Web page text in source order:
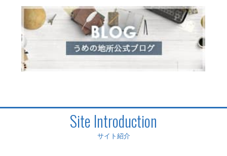
Site Introduction
サイト紹介